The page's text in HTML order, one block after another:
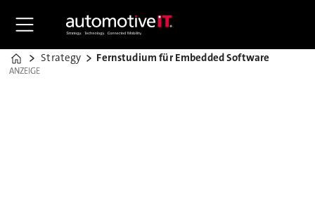
Home
Strategy Fernstudium für Embedded Software
ANZEIGE
ANZEIGE